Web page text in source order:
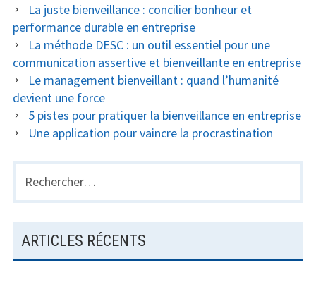
La juste bienveillance : concilier bonheur et
performance durable en entreprise
La méthode DESC : un outil essentiel pour une
communication assertive et bienveillante en entreprise
Le management bienveillant : quand l’humanité
devient une force
5 pistes pour pratiquer la bienveillance en entreprise
Une application pour vaincre la procrastination
Rechercher :
ARTICLES RÉCENTS